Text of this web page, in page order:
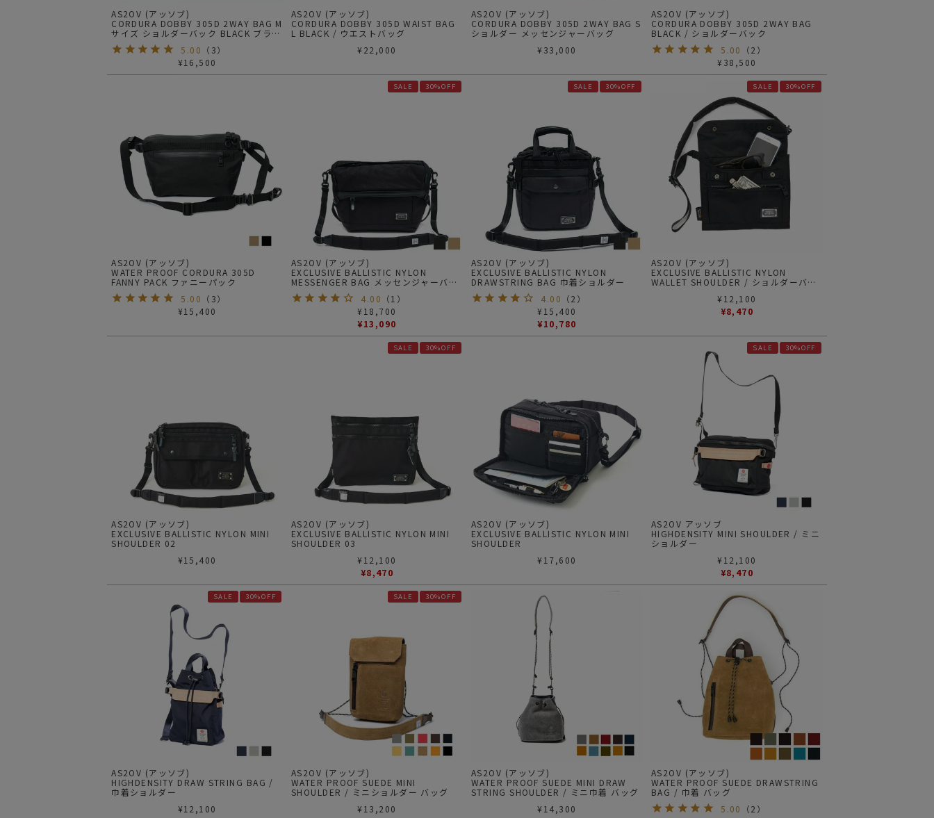
AS2OV (アッソブ)
CORDURA DOBBY 305D 2WAY BAG M
サイズ ショルダーバック BLACK ブラッ
ク
5.00 （ 3）
¥16,500
AS2OV (アッソブ)
CORDURA DOBBY 305D WAIST BAG
L BLACK / ウエストバッグ
¥ 22,000
AS2OV (アッソブ)
CORDURA DOBBY 305D 2WAY BAG S
ショルダー メッセンジャーバッグ
¥ 33,000
AS2OV (アッソブ)
CORDURA DOBBY 305D 2WAY BAG
BLACK / ショルダーバック
5.00
（2 ）
¥ 38,500
AS2OV (アッソブ)
WATER PROOF CORDURA 305D
FANNY PACK ファニーパック
5.00 （ 3）
¥15,400
SALE 30%OFF
AS2OV (アッソブ)
EXCLUSIVE BALLISTIC NYLON
MESSENGER BAG メッセンジャーバッ
グ
4.00 （1 ）
¥ 18,700
¥13,090
SALE 30%OFF
AS2OV (アッソブ)
EXCLUSIVE BALLISTIC NYLON
DRAWSTRING BAG 巾着ショルダー
4.00 （2 ）
¥ 15,400
¥10,780
SALE 30%OFF
AS2OV (アッソブ)
EXCLUSIVE BALLISTIC NYLON
WALLET SHOULDER / ショルダーバッ
¥ 12,100
¥8,470
AS2OV (アッソブ)
EXCLUSIVE BALLISTIC NYLON MINI
SHOULDER 02
¥15,400
SALE 30%OFF
AS2OV (アッソブ)
EXCLUSIVE BALLISTIC NYLON MINI
SHOULDER 03
¥ 12,100
¥8,470
AS2OV (アッソブ)
EXCLUSIVE BALLISTIC NYLON MINI
SHOULDER
¥ 17,600
SALE 30%OFF
AS2OV アッソブ
HIGHDENSITY MINI SHOULDER / ミニ
ショルダー
¥ 12,100
¥8,470
SALE 30%OFF
AS2OV (アッソブ)
HIGHDENSITY DRAW STRING BAG /
巾着ショルダー
¥12,100
SALE 30%OFF
AS2OV (アッソブ)
WATER PROOF SUEDE MINI
SHOULDER / ミニショルダー バッグ
¥ 13,200
AS2OV (アッソブ)
WATER PROOF SUEDE MINI DRAW
STRING SHOULDER / ミニ巾着 バッグ
¥ 14,300
AS2OV (アッソブ)
WATER PROOF SUEDE DRAWSTRING
BAG / 巾着 バッグ
5.00
（2 ）